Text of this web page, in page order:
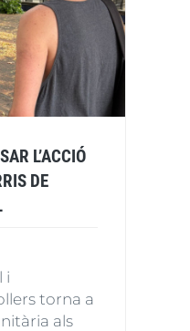
L’ACCIÓ
DE
i
torna a
als